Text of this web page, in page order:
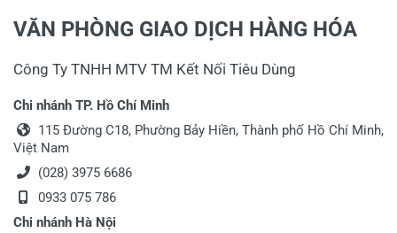
VĂN PHÒNG GIAO DỊCH HÀNG HÓA
Công Ty TNHH MTV TM Kết Nối Tiêu Dùng
Chi nhánh TP. Hồ Chí Minh
115 Đường C18, Phường Bảy Hiền, Thành phố Hồ Chí Minh,
Việt Nam
(028) 3975 6686
0933 075 786
Chi nhánh Hà Nội